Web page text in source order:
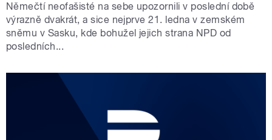
Němečtí neofašisté na sebe upozornili v poslední době
výrazně dvakrát, a sice nejprve 21. ledna v zemském
sněmu v Sasku, kde bohužel jejich strana NPD od
posledních...